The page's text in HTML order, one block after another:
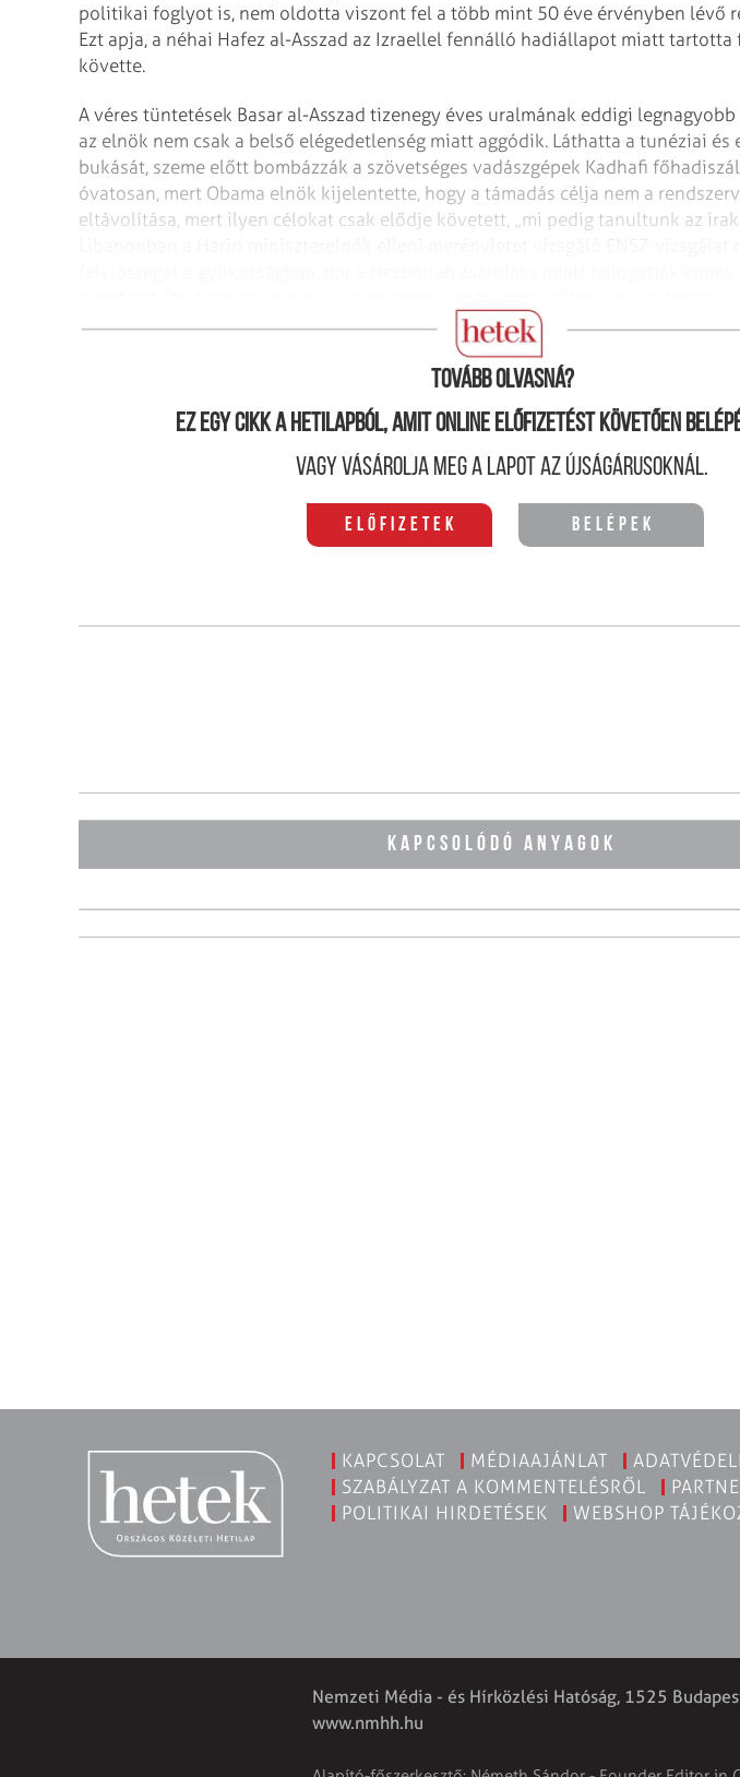
politikai foglyot is, nem oldotta viszont fel a több mint 50 éve érvényben lévő
Ezt apja, a néhai Hafez al-Asszad az Izraellel fennálló hadiállapot miatt tartotta
követte.
A véres tüntetések Basar al-Asszad tizenegy éves uralmának eddigi
az elnök nem csak a belső elégedetlenség miatt aggódik. Láthatta a tunéziai
bukását, szeme előtt bombázzák a szövetséges vadászgépek Kadhafi
óvatosan, mert Obama elnök kijelentette, hogy a támadás célja nem a
eltávolítása, mert ilyen célokat csak elődje követett, „mi pedig tanultunk az
Bíróság számára.
Tovább olvasná?
Ez egy cikk a hetilapból, amit online előfizetést követően
Vagy vásárolja meg a lapot az újságárusoknál.
Előfizetek Belépek
KAPCSOLÓDÓ ANYAGOK
KAPCSOLAT MÉDIAAJÁNLAT
SZABÁLYZAT A KOMMENTELÉSRŐL
POLITIKAI HIRDETÉSEK
WEBSHOP
Nemzeti Média - és Hírközlési Hatóság, 1525
www.nmhh.hu